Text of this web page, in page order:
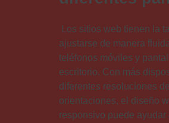
Los sitios web tienen la
ajustarse de manera
teléfonos móviles y
escritorio. Con más
diferentes resoluciones
orientaciones, el diseño
responsivo puede ayudar